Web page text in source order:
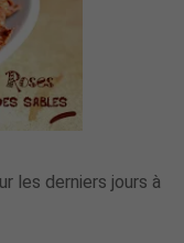
les derniers jours à